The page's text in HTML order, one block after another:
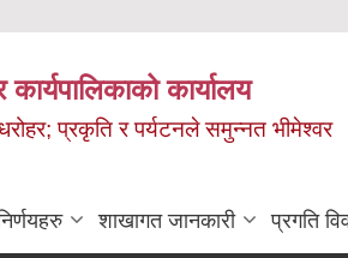
कार्यालय
प्रकृति र पर्यटनले समुन्नत भीमेश्वर
शाखागत जानकारी प्रगति